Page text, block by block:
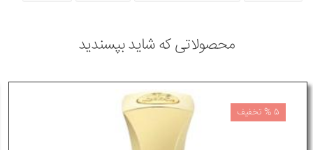
محصولاتی که شاید بپسندید
5 % تخفیف